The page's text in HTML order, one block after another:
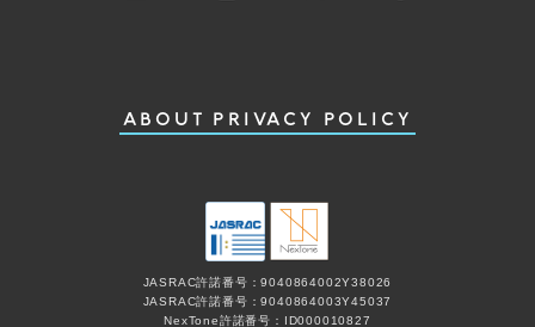
ABOUT PRIVACY POLICY
JASRAC許諾番号：9040864002Y38026
JASRAC許諾番号：9040864003Y45037
NexTone許諾番号：ID000010827